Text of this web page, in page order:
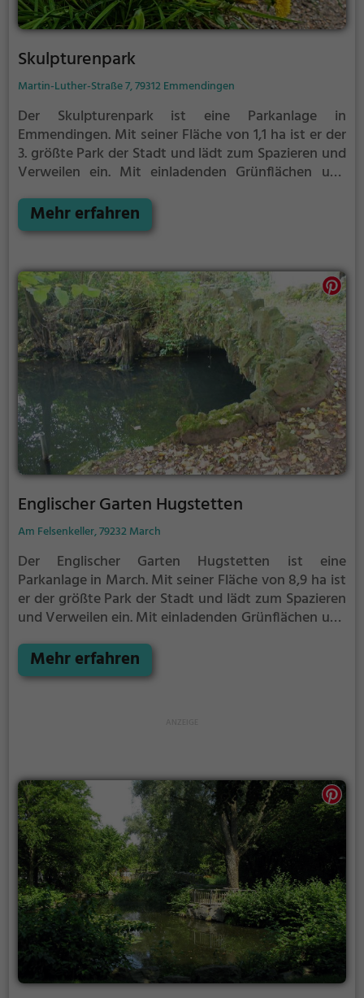
Skulpturenpark
Martin-Luther-Straße 7, 79312 Emmendingen
Der Skulpturenpark ist eine Parkanlage in
Emmendingen. Mit seiner Fläche von 1,1 ha ist er der
3. größte Park der Stadt und lädt zum Spazieren und
Verweilen ein. Mit einladenden Grünflächen und
zahlreiche Möglichkeiten zur Entspannung.
Mehr erfahren
Englischer Garten Hugstetten
Am Felsenkeller, 79232 March
Der Englischer Garten Hugstetten ist eine
Parkanlage in March.Mit seiner Fläche von 8,9 ha ist
er der größte Park der Stadt und lädt zum Spazieren
und Verweilen ein.Mit einladenden Grünflächen und
Hugstetten zahlreiche Möglichkeiten zur
Entspannung.
Mehr erfahren